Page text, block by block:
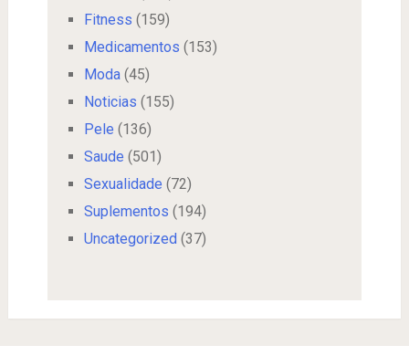
Fitness (159)
Medicamentos (153)
Moda(45)
Noticias (155)
Pele (136)
Saude (501)
Sexualidade (72)
Suplementos (194)
Uncategorized (37)